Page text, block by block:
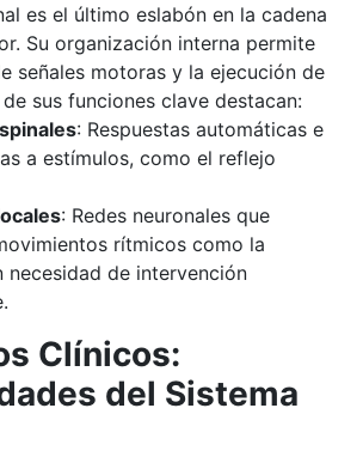
es el último eslabón en la cadena
Su organización interna permite
señales motoras y la ejecución de
sus funciones clave destacan:
: Respuestas automáticas e
a estímulos, como el reflejo
: Redes neuronales que
rítmicos como la
necesidad de intervención
Clínicos:
del Sistema